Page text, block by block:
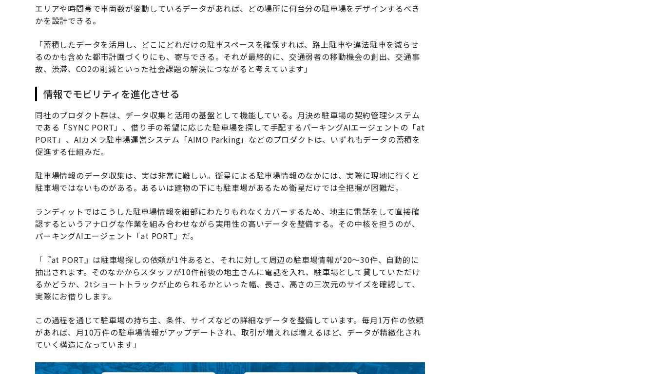
エリアや時間帯で車両数が変動しているデータがあれば、どの場所に何台分の駐車場をデザインするべき
かを設計できる。
「蓄積したデータを活用し、どこにどれだけの駐車スペースを確保すれば、路上駐車や違法駐車を減らせ
るのかも含めた都市計画づくりにも、寄与できる。それが最終的に、交通弱者の移動機会の創出、交通事
故、渋滞、CO2の削減といった社会課題の解決につながると考えています」
情報でモビリティを進化させる
同社のプロダクト群は、データ収集と活用の基盤として機能している。月決め駐車場の契約管理システム
である「SYNC PORT」、借り手の希望に応じた駐車場を探して手配するパーキングAIエージェントの「at
PORT」、AIカメラ駐車場運営システム「AIMO Parking」などのプロダクトは、いずれもデータの蓄積を
促進する仕組みだ。
駐車場情報のデータ収集は、実は非常に難しい。衛星による駐車場情報のなかには、実際に現地に行くと
駐車場ではないものがある。あるいは建物の下にも駐車場があるため衛星だけでは全把握が困難だ。
ランディットではこうした駐車場情報を細部にわたりもれなくカバーするため、地主に電話をして直接確
認するというアナログな作業を組み合わせながら実用性の高いデータを整備する。その中核を担うのが、
パーキングAIエージェント「at PORT」だ。
「『at PORT』は駐車場探しの依頼が1件あると、それに対して周辺の駐車場情報が20～30件、自動的に
抽出されます。そのなかからスタッフが10件前後の地主さんに電話を入れ、駐車場として貸していただけ
るかどうか、2tショートトラックが止められるかといった幅、長さ、高さの三次元のサイズを確認して、
実際にお借りします。
この過程を通じて駐車場の持ち主、条件、サイズなどの詳細なデータを整備しています。毎月1万件の依頼
があれば、月10万件の駐車場情報がアップデートされ、取引が増えれば増えるほど、データが精緻化され
ていく構造になっています」